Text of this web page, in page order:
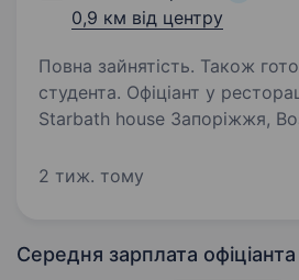
0,9 км від центру
Повна зайнятість. Також
студента. Офіціант у ресторацію «Юність»
Starbath house Запоріжжя, Вознесенівський
зайнятість, повний робочий день
2 тиж. тому
Середня зарплата офіціанта